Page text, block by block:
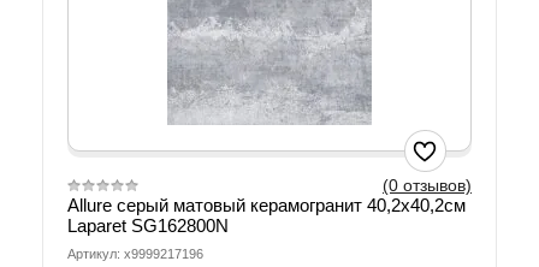
(0 отзывов)
Allure серый матовый керамогранит 40,2х40,2см
Laparet SG162800N
Артикул: х9999217196